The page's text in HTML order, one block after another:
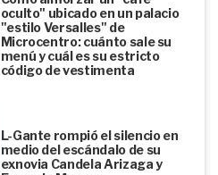
oculto" ubicado en un palacio
"estilo Versalles" de
Microcentro: cuánto sale su
menú y cuál es su estricto
código de vestimenta
L-Gante rompió el silencio en
medio del escándalo de su
exnovia Candela Arizaga y